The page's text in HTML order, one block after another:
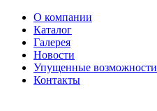
О компании
Каталог
Галерея
Новости
Упущенные возможности
Контакты